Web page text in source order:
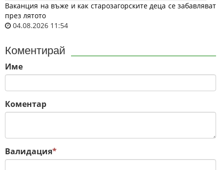
Ваканция на въже и как старозагорските деца се забавляват
през лятото
04.08.2026 11:54
Коментирай
Име
Коментар
Валидация*